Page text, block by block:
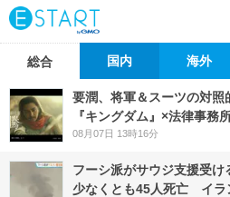
総合 国内 海外
要潤、将軍＆スーツの対
『キングダム』×法律事務
08月07日 13時16分
フーシ派がサウジ支援受
少なくとも45人死亡 イラ